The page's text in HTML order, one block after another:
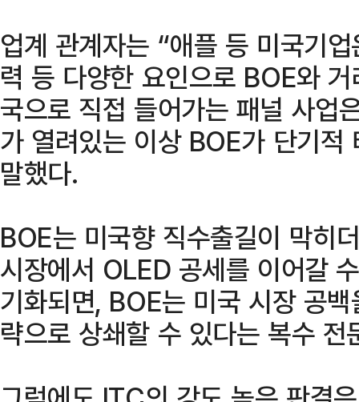
업계 관계자는 “애플 등 미국기
력 등 다양한 요인으로 BOE와
국으로 직접 들어가는 패널 사업
가 열려있는 이상 BOE가 단기적
말했다.
BOE는 미국향 직수출길이 막히
시장에서 OLED 공세를 이어갈
기화되면, BOE는 미국 시장 공
략으로 상쇄할 수 있다는 복수 전